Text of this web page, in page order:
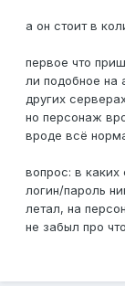
а он стоит в
первое что
ли подобное на
других
но персонаж
вроде всё
вопрос: в
логин/пароль
летал, на
не забыл про